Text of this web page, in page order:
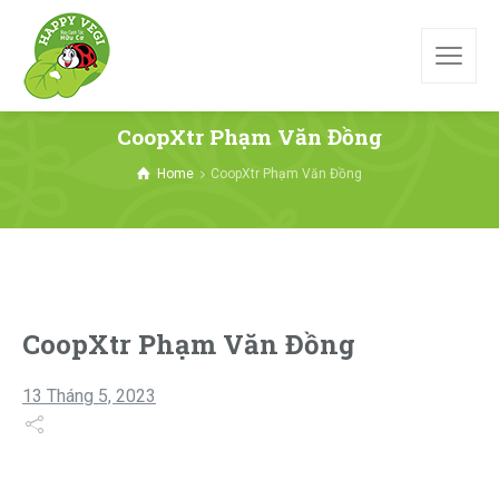
CoopXtr Phạm Văn Đồng
Home CoopXtr Phạm Văn Đồng
CoopXtr Phạm Văn Đồng
13 Tháng 5, 2023